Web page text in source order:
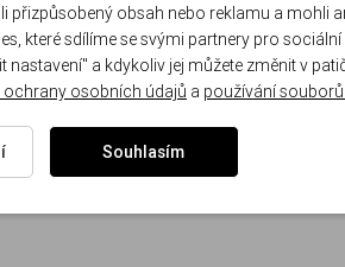
Název (A-Z) Název (Z-A)
přizpůsobený obsah nebo reklamu a mohli
které sdílíme se svými partnery pro sociální
a kdykoliv jej můžete změnit v
osobních údajů a používání
Souhlasím